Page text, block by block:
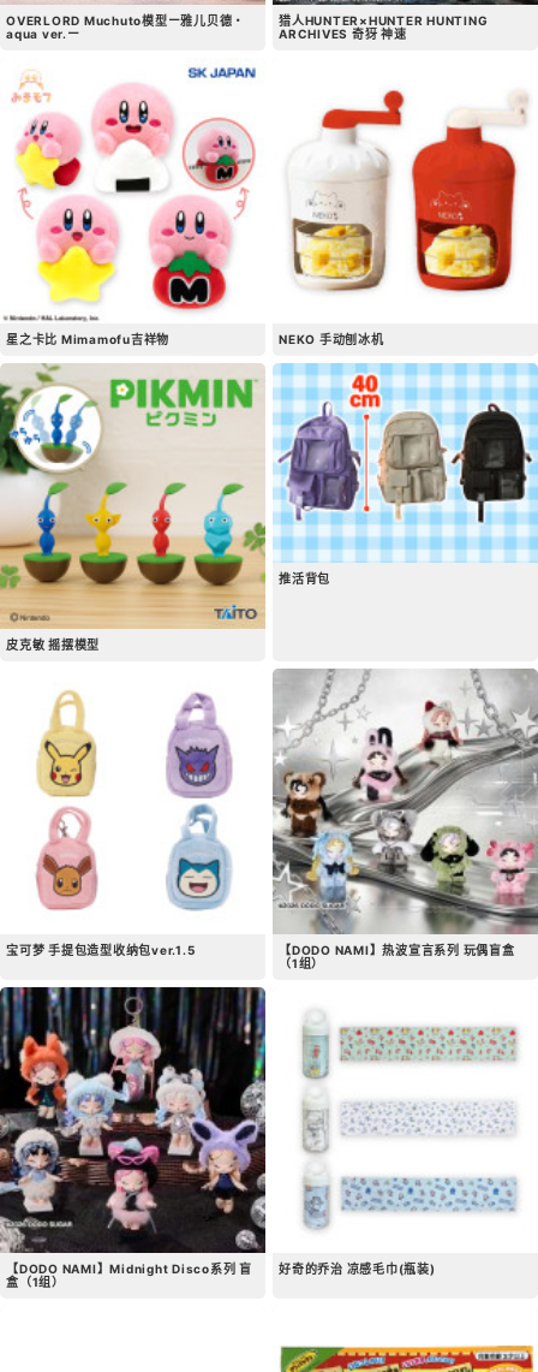
OVERLORD Muchuto模型ー雅儿贝德・
aqua ver.ー
猎人HUNTER×HUNTER HUNTING
ARCHIVES 奇犽 神速
星之卡比 Mimamofu吉祥物 NEKO 手动刨冰机
皮克敏 摇摆模型
推活背包
宝可梦 手提包造型收纳包ver.1.5
【DODO NAMI】热波宣言系列 玩偶盲盒
（1组）
【DODO NAMI】Midnight Disco系列 盲
盒（1组）
好奇的乔治 凉感毛巾(瓶装)